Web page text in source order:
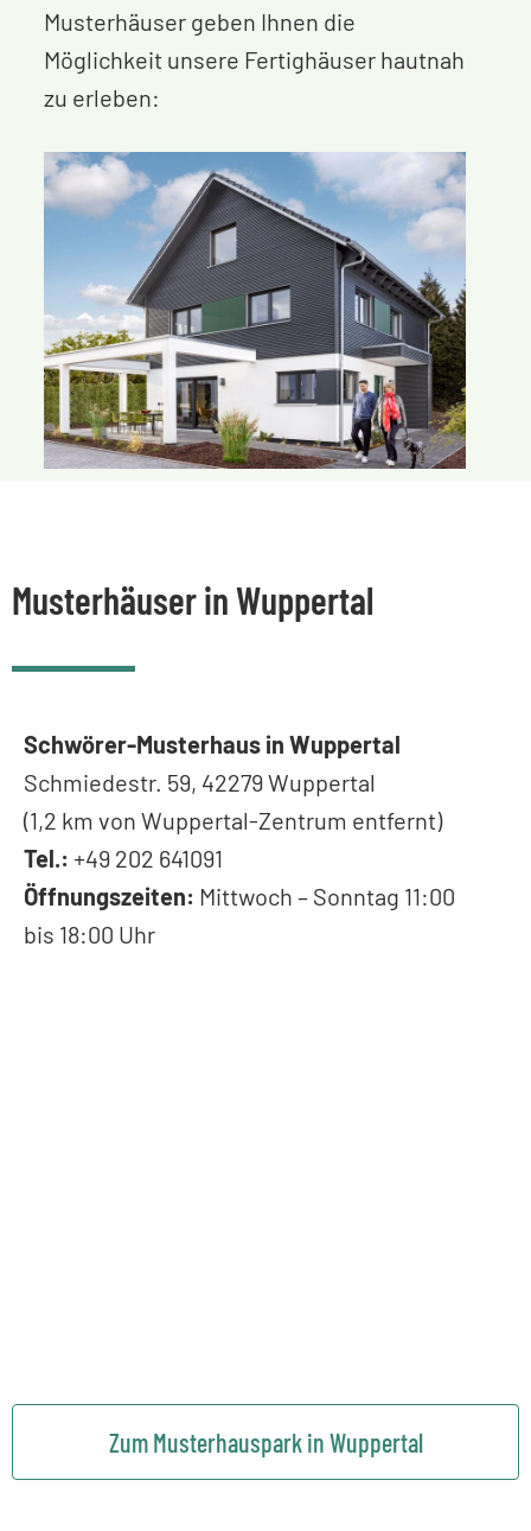
Musterhäuser geben Ihnen die
Möglichkeit unsere Fertighäuser hautnah
zu erleben:
Musterhäuser in Wuppertal
Schwörer-Musterhaus in Wuppertal
Schmiedestr. 59, 42279 Wuppertal
(1,2 km von Wuppertal-Zentrum entfernt)
Tel.: +49 202 641091
Öffnungszeiten: Mittwoch – Sonntag 11:00
bis 18:00 Uhr
Zum Musterhauspark in Wuppertal